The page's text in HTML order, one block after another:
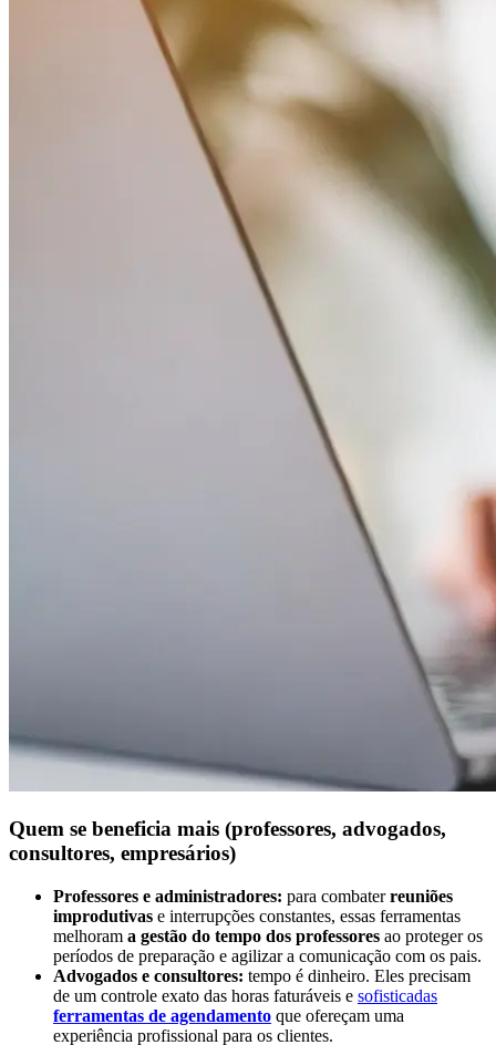
Quem se beneficia mais (professores, advogados,
consultores, empresários)
Professores e administradores: para combaterreuniões
improdutivas e interrupções constantes, essas ferramentas
melhoram a gestão do tempo dos professores ao proteger os
períodos de preparação e agilizar a comunicação com os pais.
Advogados e consultores: tempo é dinheiro. Eles precisam
de um controle exato das horas faturáveis e sofisticadas
ferramentas de agendamento que ofereçam uma
experiência profissional para os clientes.